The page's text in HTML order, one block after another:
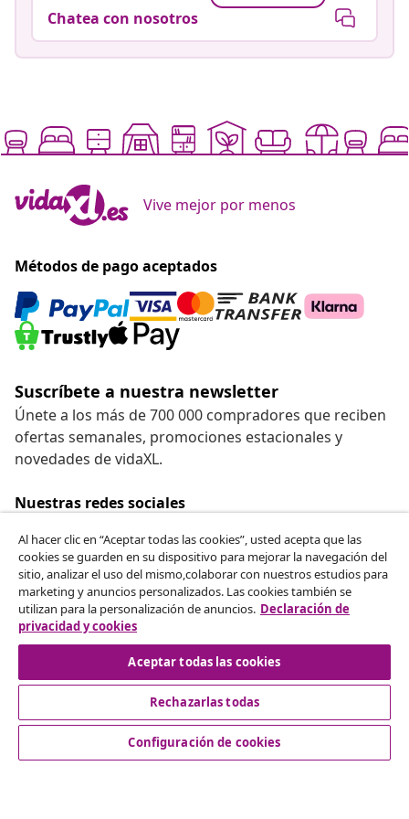
Chatea con nosotros
Vive mejor por menos
Métodos de pago aceptados
Suscríbete a nuestra newsletter
Únete a los más de 700 000 compradores que reciben
ofertas semanales, promociones estacionales y
novedades de vidaXL.
Nuestras redes sociales
Desistir del contrato
Solicita la cancelación de tu pedido.
Desistir del contrato
Servicio al Cliente
Al hacer clic en “Aceptar todas las cookies”, usted acepta que las
cookies se guarden en su dispositivo para mejorar la navegación del
sitio, analizar el uso del mismo,colaborar con nuestros estudios para
marketing y anuncios personalizados. Las cookies también se
utilizan para la personalización de anuncios. Declaración de
privacidad y cookies
Aceptar todas las cookies
Rechazarlas todas
Configuración de cookies